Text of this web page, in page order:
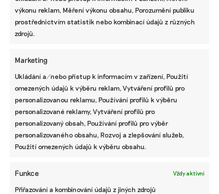
výkonu reklam, Měření výkonu obsahu, Porozumění publiku
prostřednictvím statistik nebo kombinací údajů z různých
zdrojů.
Marketing
Ukládání a/nebo přístup k informacím v zařízení, Použití
omezených údajů k výběru reklam, Vytváření profilů pro
personalizovanou reklamu, Používání profilů k výběru
personalizované reklamy, Vytváření profilů pro
personalizovaný obsah, Používání profilů pro výběr
personalizovaného obsahu, Rozvoj a zlepšování služeb,
Použití omezených údajů k výběru obsahu.
Funkce Vždy aktivní
Přiřazování a kombinování údajů z jiných zdrojů
Letošní „bláznivé“ počasí se zřejmě podepíše i na
produkci medu. Foto: Kateřina Hefler
Irena prošla MF Dnes nebo ekonomickými týdeníky Euro a